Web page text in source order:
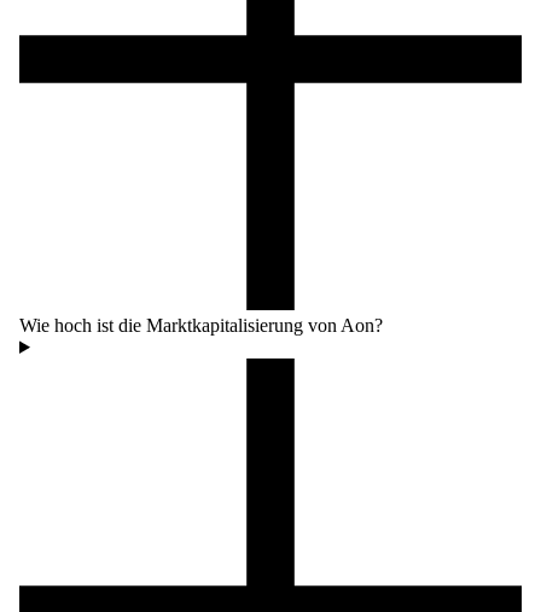
Wie hoch ist die Marktkapitalisierung von Aon?